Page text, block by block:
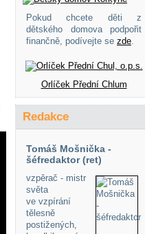
Pokud chcete děti z
dětského domova podpořit
finančně, podívejte se zde.
Orlíček Přední Chlum
Redakce
Tomáš Mošnička -
šéfredaktor (ret)
vzpěrač - mistr
světa
ve vzpírání
tělesně
postižených,